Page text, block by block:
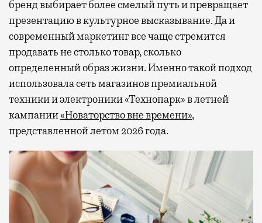
бренд выбирает более смелый путь и превращает
презентацию в культурное высказывание. Да и
современный маркетинг все чаще стремится
продавать не столько товар, сколько
определенный образ жизни. Именно такой подход
использовала сеть магазинов премиальной
техники и электроники «Технопарк» в летней
кампании«Новаторство вне времени»,
представленной летом 2026 года.